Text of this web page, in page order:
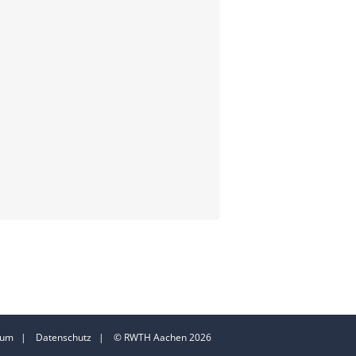
| Datenschutz | © RWTH Aachen 2026